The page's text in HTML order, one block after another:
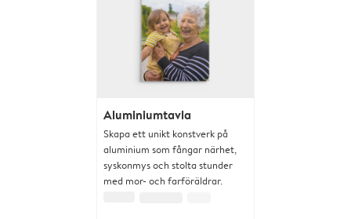
Aluminiumtavla
Skapa ett unikt konstverk på
aluminium som fångar närhet,
syskonmys och stolta stunder
med mor- och farföräldrar.